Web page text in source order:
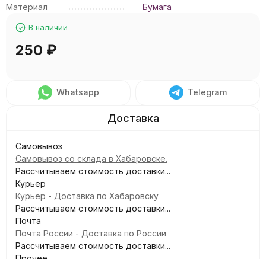
Материал
Бумага
В наличии
250 ₽
Whatsapp Telegram
Самовывоз
Самовывоз со склада в Хабаровске.
Рассчитываем стоимость доставки...
Курьер
Курьер - Доставка по Хабаровску
Рассчитываем стоимость доставки...
Почта
Почта России - Доставка по России
Рассчитываем стоимость доставки...